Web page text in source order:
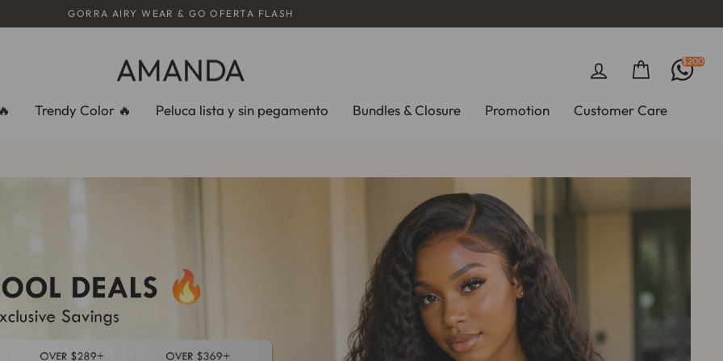
diapositivas
GORRA AIRY WEAR & GO OFERTA FLASH
Ingresar Carrito
$200
Trendy Color 🔥 Peluca lista y sin pegamento Bundles & Closure Promotion Customer Care